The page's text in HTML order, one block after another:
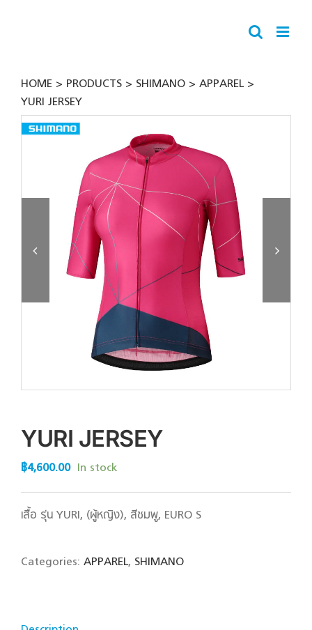
HOME PRODUCTS SHIMANO
APPAREL
YURI JERSEY
 
YURI JERSEY
฿4,600.00 In stock
เสื้อ รุ่น YURI, (ผู้หญิง), สีชมพู, EURO S
Categories: APPAREL, SHIMANO